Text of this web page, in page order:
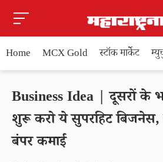
Home MCX Gold स्टॉक मार्केट
Business Idea | दूसरों के
शुरू करो ये सुपरहिट बिजनेस,
बंपर कमाई